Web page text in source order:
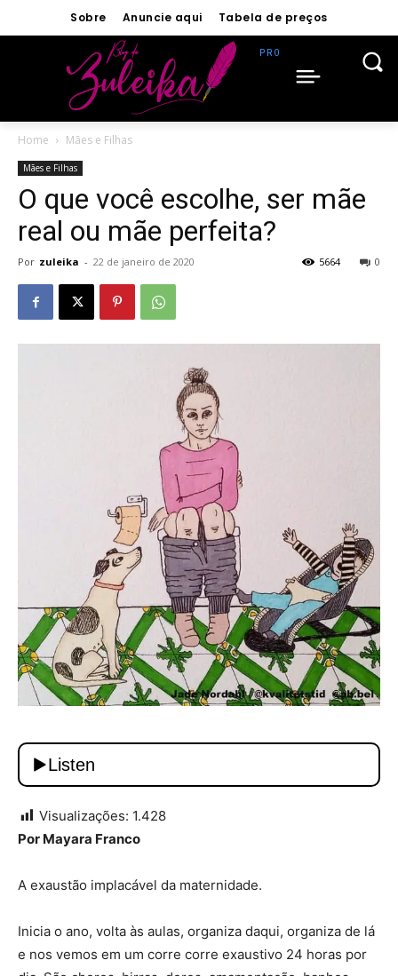
Sobre Anuncie aqui Tabela de preços
Home Mães e Filhas
Mães e Filhas
O que você escolhe, ser mãe
real ou mãe perfeita?
Por zuleika - 22 de janeiro de 2020 0
5664
Visualizações: 1.428
Por Mayara Franco
A exaustão implacável da maternidade.
Inicia o ano, volta às aulas, organiza daqui, organiza de lá
e nos vemos em um corre corre exaustivo 24 horas por